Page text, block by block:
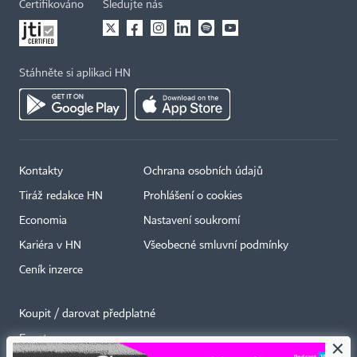
Certifikováno Sledujte nás
Stáhněte si aplikaci HN
Kontakty
Tiráž redakce HN
Economia
Kariéra v HN
Ceník inzerce
Ochrana osobních údajů
Prohlášení o cookies
Nastavení soukromí
Všeobecné smluvní podmínky
Koupit / darovat předplatné
Eventy ×